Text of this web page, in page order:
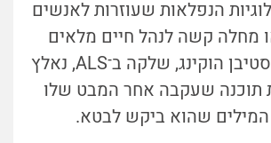
הנפלאות שעוזרות לאנשים
מחלה קשה לנהל חיים מלאים
יותר. לדוגמה, סטיבן הוקינג, שלקה ב־ALS, נאלץ
תוכנה שעקבה אחר המבט שלו
המילים שהוא ביקש לבטא.